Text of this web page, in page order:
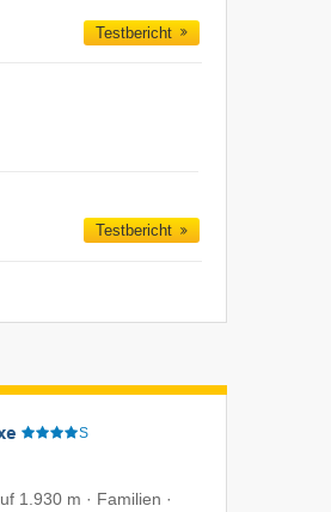
Testbericht
Testbericht
S
1.930 m · Familien ·